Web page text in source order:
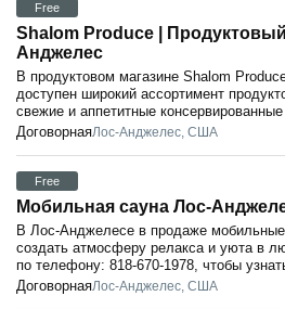
Free
Shalom Produce |
Анджелес
В продуктовом магазине Shalom
доступен широкий ассортимент
свежие и аппетитные
ДоговорнаяЛос-Анджелес, США
Free
Мобильная сауна Лос-
В Лос-Анджелесе в продаже
создать атмосферу релакса и уюта в
по телефону: 818-670-1978, чтобы
ДоговорнаяЛос-Анджелес, США